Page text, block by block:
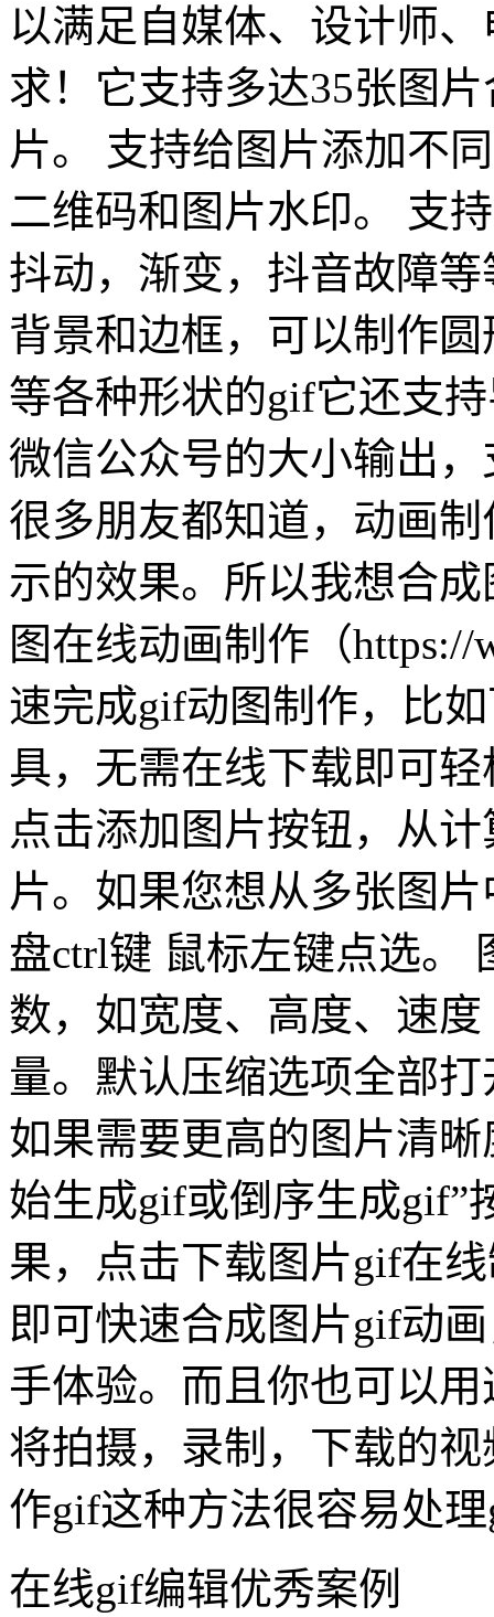
以满足自媒体、设计师
求！它支持多达35张图
片。 支持给图片添加不
二维码和图片水印。 支
抖动，渐变，抖音故障
背景和边框，可以制作
等各种形状的gif它还支
微信公众号的大小输出
很多朋友都知道，动画
示的效果。所以我想合
图在线动画制作（
速完成gif动图制作，比
具，无需在线下载即可
点击添加图片按钮，从
片。如果您想从多张图
盘ctrl键 鼠标左键点选。
数，如宽度、高度、速
量。默认压缩选项全部
如果需要更高的图片清
始生成gif或倒序生成gif”
果，点击下载图片gif在
即可快速合成图片gif动
手体验。而且你也可以
将拍摄，录制，下载的
作gif这种方法很容易处
在线gif编辑优秀案例